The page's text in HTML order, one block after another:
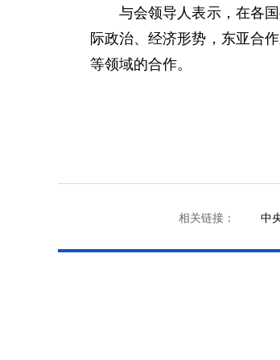
与会领导人表示，在各国
际政治、经济形势，东亚合
等领域的合作。
相关链接： 中